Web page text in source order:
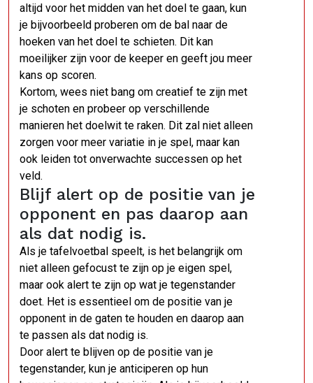
altijd voor het midden van het doel te gaan, kun
je bijvoorbeeld proberen om de bal naar de
hoeken van het doel te schieten. Dit kan
moeilijker zijn voor de keeper en geeft jou meer
kans op scoren.
Kortom, wees niet bang om creatief te zijn met
je schoten en probeer op verschillende
manieren het doelwit te raken. Dit zal niet alleen
zorgen voor meer variatie in je spel, maar kan
ook leiden tot onverwachte successen op het
veld.
Blijf alert op de positie van je
opponent en pas daarop aan
als dat nodig is.
Als je tafelvoetbal speelt, is het belangrijk om
niet alleen gefocust te zijn op je eigen spel,
maar ook alert te zijn op wat je tegenstander
doet. Het is essentieel om de positie van je
opponent in de gaten te houden en daarop aan
te passen als dat nodig is.
Door alert te blijven op de positie van je
tegenstander, kun je anticiperen op hun